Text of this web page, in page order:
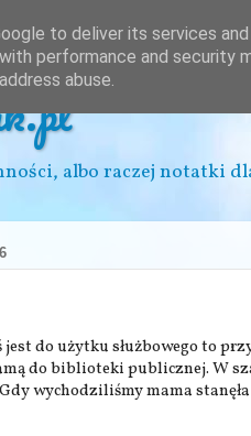
albo raczej notatki
jest do użytku służbowego to
do biblioteki publicznej. W
wychodziliśmy mama
to deliver its services
performance and
abuse.